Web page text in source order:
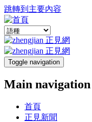
跳轉到主要內容
Toggle navigation
Main navigation
首頁
正見新聞